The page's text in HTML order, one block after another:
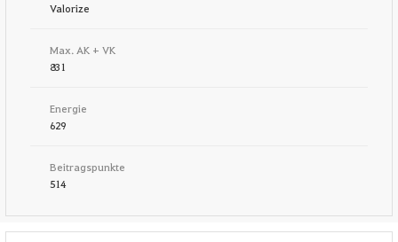
Valorize
Max. AK + VK
831
Energie
629
Beitragspunkte
514